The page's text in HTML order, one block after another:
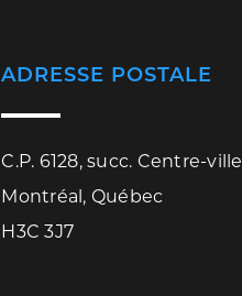
ADRESSE POSTALE
C.P. 6128, succ. Centre-ville
Montréal, Québec
H3C 3J7